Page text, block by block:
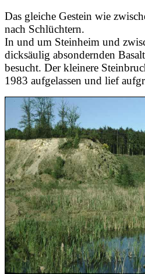
Das gleiche Gestein wie
nach Schlüchtern.
In und um Steinheim und
dicksäulig absondernden
besucht. Der kleinere
1983 aufgelassen und lief